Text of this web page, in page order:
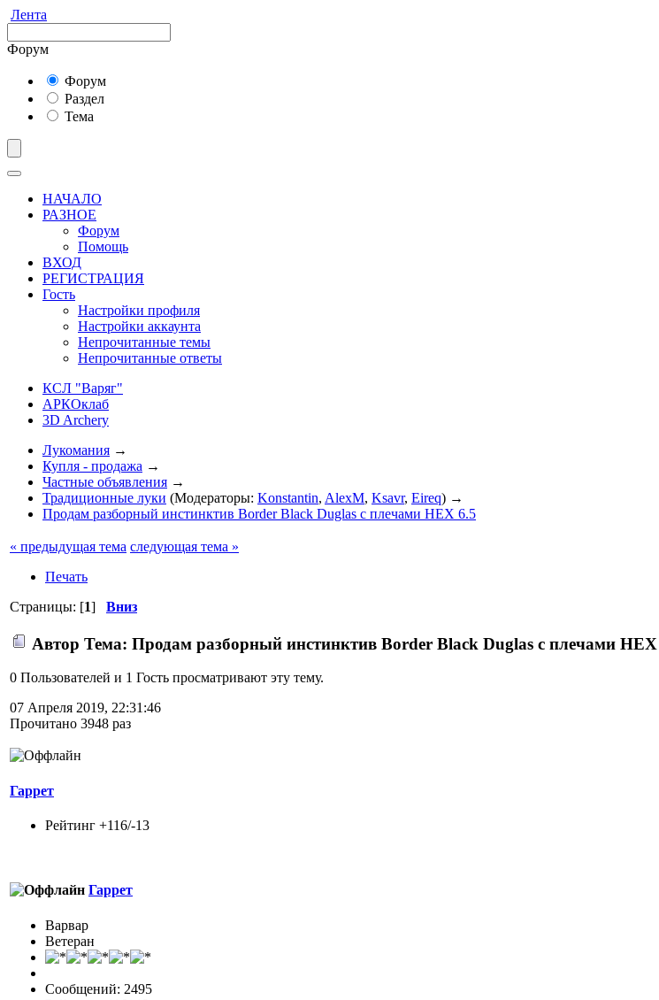
Лента
Форум
Форум
Раздел
Тема
НАЧАЛО
РАЗНОЕ
Форум
Помощь
ВХОД
РЕГИСТРАЦИЯ
Гость
Настройки профиля
Настройки аккаунта
Непрочитанные темы
Непрочитанные ответы
КСЛ "Варяг"
АРКОклаб
3D Archery
Лукомания →
Купля - продажа →
Частные объявления →
Традиционные луки (Модераторы: Konstantin, AlexM, Ksavr, Eireq) →
Продам разборный инстинктив Border Black Duglas с плечами HEX 6.5
« предыдущая тема следующая тема »
Печать
Страницы: [1] Вниз
Автор Тема: Продам разборный инстинктив Border Black Duglas с плечами
0 Пользователей и 1 Гость просматривают эту тему.
07 Апреля 2019, 22:31:46
Прочитано 3948 раз
Гаррет
Рейтинг +116/-13
Гаррет
Варвар
Ветеран
Сообщений: 2495